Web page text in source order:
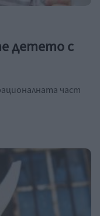
детето с
част